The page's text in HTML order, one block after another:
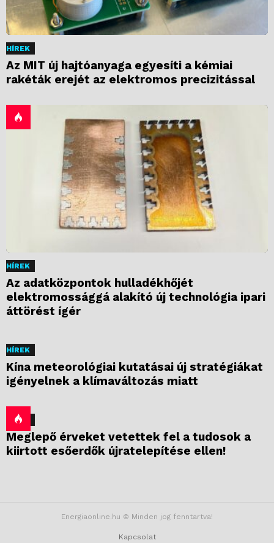
HÍREK
Az MIT új hajtóanyaga egyesíti a kémiai
rakéták erejét az elektromos precizitással
HÍREK
Az adatközpontok hulladékhőjét
elektromossággá alakító új technológia ipari
áttörést ígér
HÍREK
Kína meteorológiai kutatásai új stratégiákat
igényelnek a klímaváltozás miatt
HÍREK
Meglepő érveket vetettek fel a tudosok a
kiirtott esőerdők újratelepítése ellen!
Energiaonline.hu © Minden jog fenntartva!
Kapcsolat